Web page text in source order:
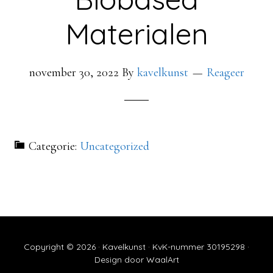
Materialen
november 30, 2022 By kavelkunst Reageer
Categorie: Uncategorized
Copyright © 2026 · Kavelkunst · KvK-nummer 30195298 ·
Design door WaalArt